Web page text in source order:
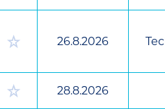
26.8.2026
28.8.2026